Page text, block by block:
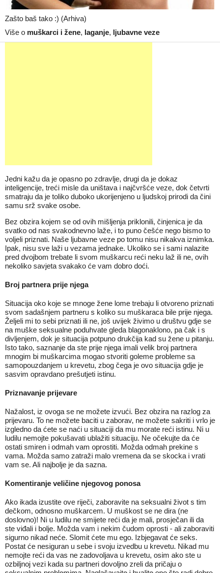
Zašto baš tako :) (Arhiva)
Više o muškarci i žene, laganje, ljubavne veze
Jedni kažu da je opasno po zdravlje, drugi da je dokaz
inteligencije, treći misle da uništava i najčvršće veze, dok četvrti
smatraju da je toliko duboko ukorijenjeno u ljudskoj prirodi da čini
samu srž svake osobe.
Bez obzira kojem se od ovih mišljenja priklonili, činjenica je da
svatko od nas svakodnevno laže, i to puno češće nego bismo to
voljeli priznati. Naše ljubavne veze po tomu nisu nikakva iznimka.
Ipak, nisu sve laži u vezama jednake. Ukoliko se i sami nalazite
pred dvojbom trebate li svom muškarcu reći neku laž ili ne, ovih
nekoliko savjeta svakako će vam dobro doći.
Broj partnera prije njega
Situacija oko koje se mnoge žene lome trebaju li otvoreno priznati
svom sadašnjem partneru s koliko su muškaraca bile prije njega.
Željeli mi to sebi priznati ili ne, još uvijek živimo u društvu gdje se
na muške seksualne poduhvate gleda blagonaklono, pa čak i s
divljenjem, dok je situacija potpuno drukčija kad su žene u pitanju.
Isto tako, saznanje da ste prije njega imali velik broj partnera
mnogim bi muškarcima mogao stvoriti goleme probleme sa
samopouzdanjem u krevetu, zbog čega je ovo situacija gdje je
sasvim opravdano prešutjeti istinu.
Priznavanje prijevare
Nažalost, iz ovoga se ne možete izvući. Bez obzira na razlog za
prijevaru. To ne možete baciti u zaborav, ne možete sakriti i vrlo je
izgledno da ćete se naći u situaciji da mu morate reći istinu. Ni u
ludilu nemojte pokušavati ublažiti situaciju. Ne očekujte da će
ostati smiren i odmah vam oprostiti. Možda odmah prekine s
vama. Možda samo zatraži malo vremena da se skocka i vrati
vam se. Ali najbolje je da sazna.
Komentiranje veličine njegovog ponosa
Ako ikada izustite ove riječi, zaboravite na seksualni život s tim
dečkom, odnosno muškarcem. U muškost se ne dira (ne
doslovno)! Ni u ludilu ne smijete reći da je mali, prosječan ili da
ste viđali i bolje. Možda vam i nekim čudom oprosti - ali zaboraviti
sigurno nikad neće. Slomit ćete mu ego. Izbjegavat će seks.
Postat će nesiguran u sebe i svoju izvedbu u krevetu. Nikad mu
nemojte reći da vas ne zadovoljava u krevetu, osim ako ste u
ozbiljnoj vezi kada su partneri dovoljno zreli da pričaju o